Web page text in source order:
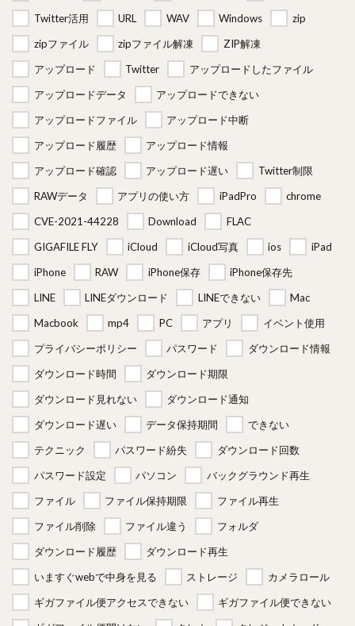
Twitter活用
URL WAV Windows
zip
zipファイル
zipファイル解凍
ZIP解凍
アップロード
Twitter
アップロードしたファイル
アップロードデータ
アップロードできない
アップロードファイル
アップロード中断
アップロード履歴
アップロード情報
アップロード確認
アップロード遅い
Twitter制限
RAWデータ
アプリの使い方 iPadPro
chrome
CVE-2021-44228
Download
FLAC
GIGAFILE FLY
iCloud iCloud写真 ios
iPad
iPhone
RAW iPhone保存
iPhone保存先
LINE
LINEダウンロード LINEできない
Mac
Macbook
mp4 PC アプリ
イベント使用
プライバシーポリシー
パスワード
ダウンロード情報
ダウンロード時間
ダウンロード期限
ダウンロード見れない
ダウンロード通知
ダウンロード遅い
データ保持期間
できない
テクニック
パスワード紛失
ダウンロード回数
パスワード設定
パソコン
バックグラウンド再生
ファイル
ファイル保持期限
ファイル再生
ファイル削除
ファイル違う
フォルダ
ダウンロード履歴
ダウンロード再生
いますぐwebで中身を見る
ストレージ
カメラロール
ギガファイル便アクセスできない
ギガファイル便できない